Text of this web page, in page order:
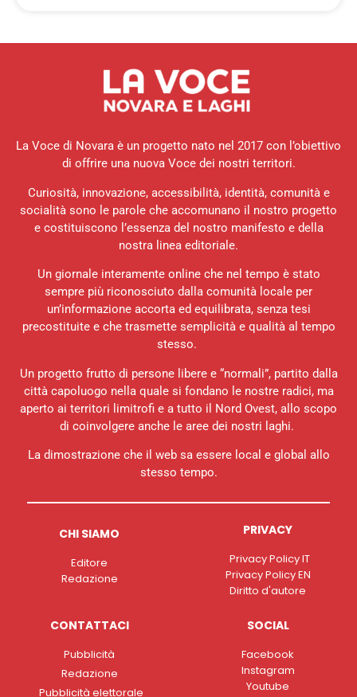
La Voce di Novara è un progetto nato nel 2017 con l’obiettivo
di offrire una nuova Voce dei nostri territori.
Curiosità, innovazione, accessibilità, identità, comunità e
socialità sono le parole che accomunano il nostro progetto
e costituiscono l’essenza del nostro manifesto e della
nostra linea editoriale.
Un giornale interamente online che nel tempo è stato
sempre più riconosciuto dalla comunità locale per
un’informazione accorta ed equilibrata, senza tesi
precostituite e che trasmette semplicità e qualità al tempo
stesso.
Un progetto frutto di persone libere e “normali”, partito dalla
città capoluogo nella quale si fondano le nostre radici, ma
aperto ai territori limitrofi e a tutto il Nord Ovest, allo scopo
di coinvolgere anche le aree dei nostri laghi.
La dimostrazione che il web sa essere local e global allo
stesso tempo.
CHI SIAMO
Editore
Redazione
PRIVACY
Privacy Policy IT
Privacy Policy EN
Diritto d'autore
CONTATTACI
Pubblicità
Redazione
Pubblicità elettorale
SOCIAL
Facebook
Instagram
Youtube